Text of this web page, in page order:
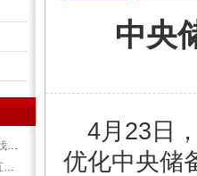
中央
4月23日
优化中央储